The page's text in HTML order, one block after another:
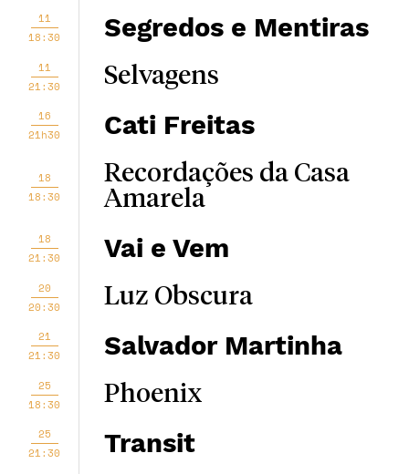
11
18:30
Segredos e Mentiras
11
21:30
Selvagens
16
21h30
Cati Freitas
18
18:30
Recordações da Casa
Amarela
18
21:30
Vai e Vem
20
20:30
Luz Obscura
21
21:30
Salvador Martinha
25
18:30
Phoenix
25
21:30
Transit